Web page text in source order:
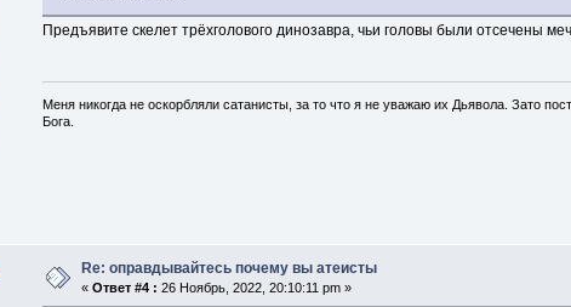
Предъявите скелет трёхголового динозавра, чьи головы были отсечены
Меня никогда не оскорбляли сатанисты, за то что я не уважаю их Дьявола. Зато
Бога.
Re: оправдывайтесь почему вы атеисты
«Ответ #4 : 26 Ноябрь, 2022, 20:10:11 pm »